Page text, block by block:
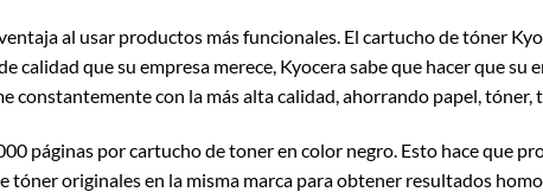
al usar productos más funcionales. El cartucho de tóner
calidad que su empresa merece, Kyocera sabe que hacer que su
constantemente con la más alta calidad, ahorrando papel, tóner,
páginas por cartucho de toner en color negro. Esto hace que
tóner originales en la misma marca para obtener resultados